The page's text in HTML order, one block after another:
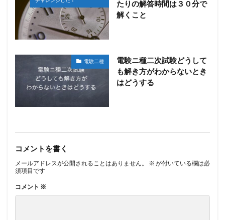
たりの解答時間は３０分で
解くこと
電験二種
電験ニ種二次試験どうして
も解き方がわからないとき
はどうする
コメントを書く
メールアドレスが公開されることはありません。 ※ が付いている欄は必
須項目です
コメント ※